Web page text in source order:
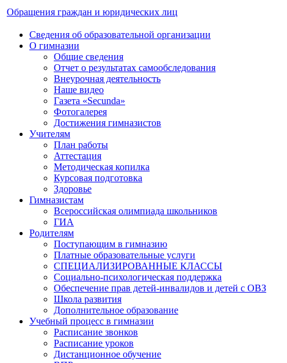
Обращения граждан и юридических лиц
Сведения об образовательной организации
О гимназии
Общие сведения
Отчет о результатах самообследования
Внеурочная деятельность
Наше видео
Газета «Secunda»
Фотогалерея
Достижения гимназистов
Учителям
План работы
Аттестация
Методическая копилка
Курсовая подготовка
Здоровье
Гимназистам
Всероссийская олимпиада школьников
ГИА
Родителям
Поступающим в гимназию
Платные образовательные услуги
СПЕЦИАЛИЗИРОВАННЫЕ КЛАССЫ
Социально-психологическая поддержка
Обеспечение прав детей-инвалидов и детей с ОВЗ
Школа развития
Дополнительное образование
Учебный процесс в гимназии
Расписание звонков
Расписание уроков
Дистанционное обучение